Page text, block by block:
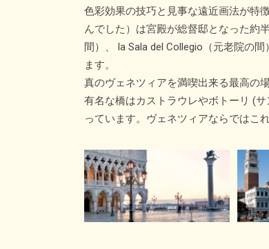
色彩効果の技巧と見事な遠近画法が特
んでした）は宮殿が総督邸となった約
間）、 la Sala del Collegio（元老院の
ます。
真のヴェネツィアを満喫出来る最高の
有名な橋はカストラウレやボトーリ (
っています。ヴェネツィアならではこ